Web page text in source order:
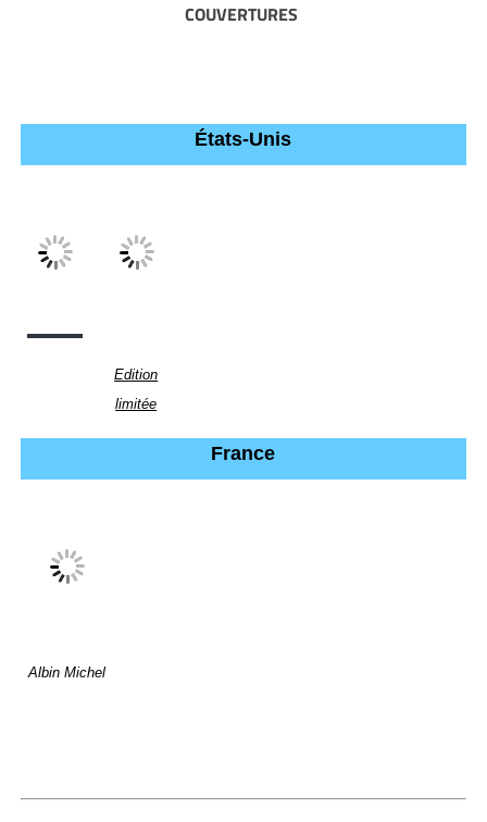
COUVERTURES
États-Unis
Edition
limitée
France
Albin Michel